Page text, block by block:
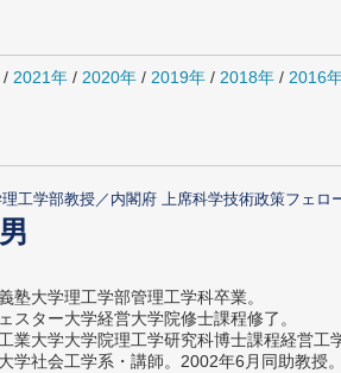
/ 2021年 / 2020年 / 2019年 / 2018年 / 2016
工学部教授／内閣府 上席科学技術政策フェロ
塾大学理工学部管理工学科卒業。
スター大学経営大学院修士課程修了。
業大学大学院理工学研究科博士課程経営工
学社会工学系・講師。2002年6月同助教授。